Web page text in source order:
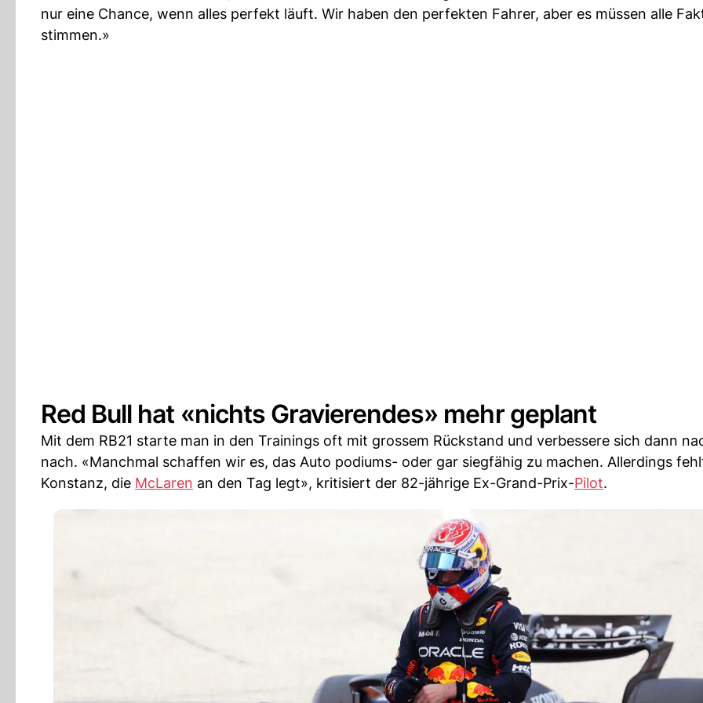
nur eine Chance, wenn alles perfekt läuft. Wir haben den perfekten Fahrer, aber es müssen alle
stimmen.»
Red Bull hat «nichts Gravierendes» mehr geplant
Mit dem RB21 starte man in den Trainings oft mit grossem Rückstand und verbessere sich dann
nach. «Manchmal schaffen wir es, das Auto podiums- oder gar siegfähig zu machen. Allerdings
Konstanz, die McLaren an den Tag legt», kritisiert der 82-jährige Ex-Grand-Prix-Pilot.